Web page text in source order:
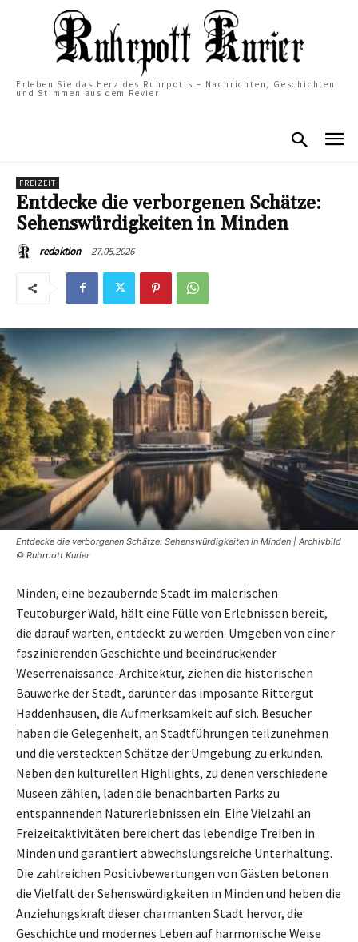
Erleben Sie das Herz des Ruhrpotts – Nachrichten, Geschichten
und Stimmen aus dem Revier
FREIZEIT
Entdecke die verborgenen Schätze:
Sehenswürdigkeiten in Minden
redaktion 27.05.2026
Entdecke die verborgenen Schätze: Sehenswürdigkeiten in Minden | Archivbild
© Ruhrpott Kurier
Minden, eine bezaubernde Stadt im malerischen
Teutoburger Wald, hält eine Fülle von Erlebnissen bereit,
die darauf warten, entdeckt zu werden. Umgeben von einer
faszinierenden Geschichte und beeindruckender
Weserrenaissance-Architektur, ziehen die historischen
Bauwerke der Stadt, darunter das imposante Rittergut
Haddenhausen, die Aufmerksamkeit auf sich. Besucher
haben die Gelegenheit, an Stadtführungen teilzunehmen
und die versteckten Schätze der Umgebung zu erkunden.
Neben den kulturellen Highlights, zu denen verschiedene
Museen zählen, laden die benachbarten Parks zu
entspannenden Naturerlebnissen ein. Eine Vielzahl an
Freizeitaktivitäten bereichert das lebendige Treiben in
Minden und garantiert abwechslungsreiche Unterhaltung.
Die zahlreichen Positivbewertungen von Gästen betonen
die Vielfalt der Sehenswürdigkeiten in Minden und heben die
Anziehungskraft dieser charmanten Stadt hervor, die
Geschichte und modernes Leben auf harmonische Weise